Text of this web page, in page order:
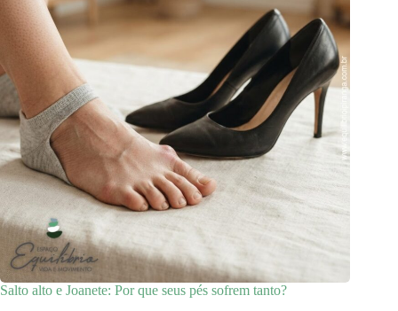
Salto alto e Joanete: Por que seus pés sofrem tanto?